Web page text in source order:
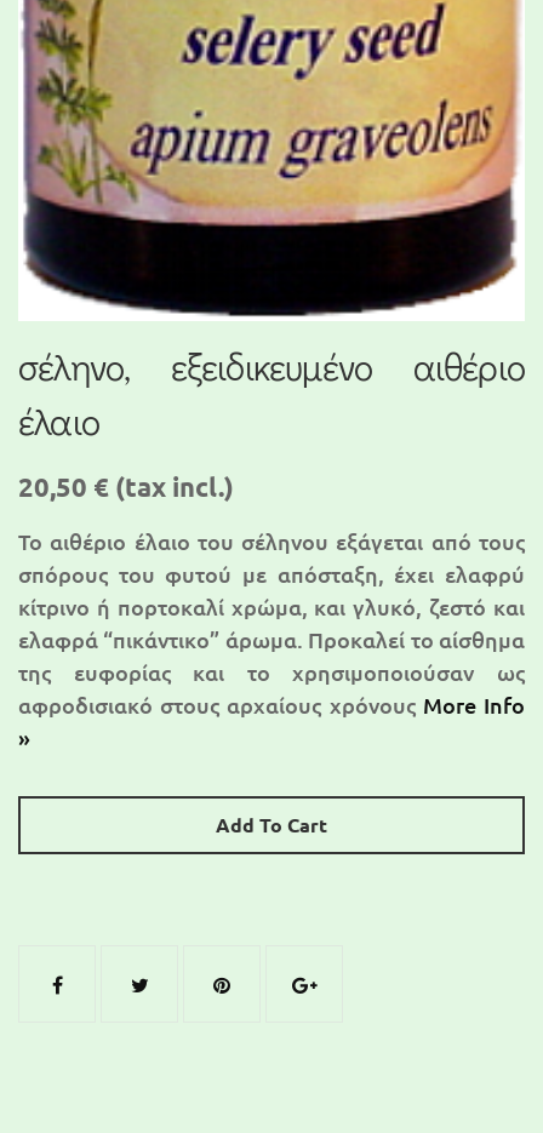
σέληνο, εξειδικευμένο αιθέριο
έλαιο
20,50 € (tax incl.)
Το αιθέριο έλαιο του σέληνου εξάγεται από τους
σπόρους του φυτού με απόσταξη, έχει ελαφρύ
κίτρινο ή πορτοκαλί χρώμα, και γλυκό, ζεστό και
ελαφρά “πικάντικο” άρωμα. Προκαλεί το αίσθημα
της ευφορίας και το χρησιμοποιούσαν ως
αφροδισιακό στους αρχαίους χρόνους More Info
»
Add To Cart